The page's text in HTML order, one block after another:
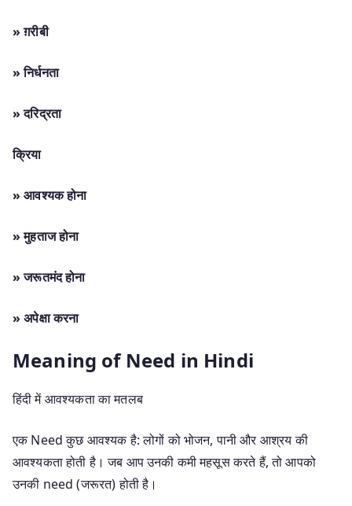
» ग़रीबी
»निर्धनता
» दरिद्रता
क्रिया
» आवश्यक होना
» मुहताज होना
» जरूतमंद होना
» अपेक्षा करना
Meaning of Need in Hindi
हिंदी में आवश्यकता का मतलब
एक Need कुछ आवश्यक है: लोगों को भोजन, पानी और आश्रय की
आवश्यकता होती है। जब आप उनकी कमी महसूस करते हैं, तो आपको
उनकी need (जरूरत) होती है।